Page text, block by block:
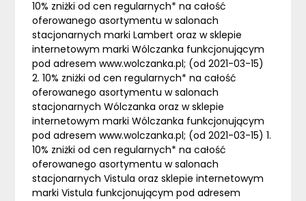
10% zniżki od cen regularnych* na całość
oferowanego asortymentu w salonach
stacjonarnych marki Lambert oraz w sklepie
internetowym marki Wólczanka funkcjonującym
pod adresem www.wolczanka.pl; (od 2021-03-15)
2. 10% zniżki od cen regularnych* na całość
oferowanego asortymentu w salonach
stacjonarnych Wólczanka oraz w sklepie
internetowym marki Wólczanka funkcjonującym
pod adresem www.wolczanka.pl; (od 2021-03-15) 1.
10% zniżki od cen regularnych* na całość
oferowanego asortymentu w salonach
stacjonarnych Vistula oraz sklepie internetowym
marki Vistula funkcjonującym pod adresem